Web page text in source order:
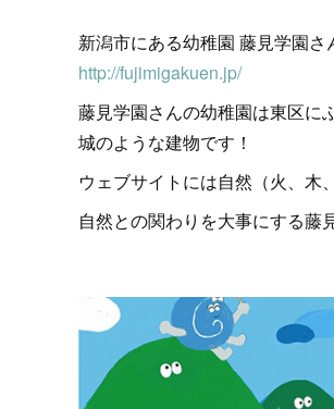
新潟市にある幼稚園 藤見学園
http://fujimigakuen.jp/
藤見学園さんの幼稚園は東区に
城のような建物です！
ウェブサイトには自然（火、木
自然との関わりを大事にする藤